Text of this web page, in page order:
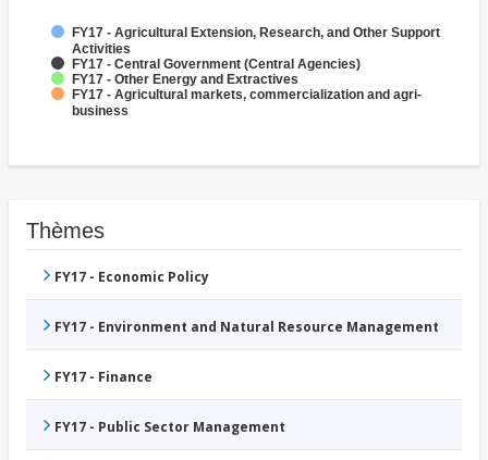
FY17 - Agricultural Extension, Research, and Other Support
Activities
FY17 - Central Government (Central Agencies)
FY17 - Other Energy and Extractives
FY17 - Agricultural markets, commercialization and agri-
business
Thèmes
FY17 - Economic Policy
FY17 - Environment and Natural Resource Management
FY17 - Finance
FY17 - Public Sector Management